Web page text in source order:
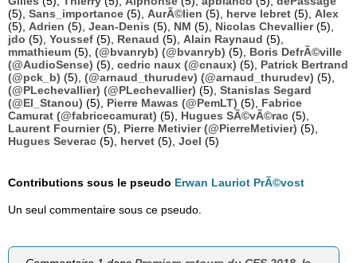
(5), Sans_importance (5), AurÃ©lien (5), herve lebret (5), Alex
(5), Adrien (5), Jean-Denis (5), NM (5), Nicolas Chevallier(5),
jdo (5), Youssef (5), Renaud (5), Alain Raynaud (5),
mmathieum (5), (@bvanryb) (@bvanryb) (5), Boris DefrÃ©ville
(@AudioSense) (5), cedric naux (@cnaux) (5), Patrick Bertrand
(@pck_b) (5), (@arnaud_thurudev) (@arnaud_thurudev) (5),
(@PLechevallier) (@PLechevallier) (5), Stanislas Segard
(@El_Stanou) (5), Pierre Mawas (@PemLT) (5), Fabrice
Camurat (@fabricecamurat) (5), Hugues SÃ©vÃ©rac (5),
Laurent Fournier(5), Pierre Metivier (@PierreMetivier) (5),
Hugues Severac (5), hervet (5), Joel (5)
Contributions sous le pseudo Erwan Lauriot PrÃ©vost
Un seul commentaire sous ce pseudo.